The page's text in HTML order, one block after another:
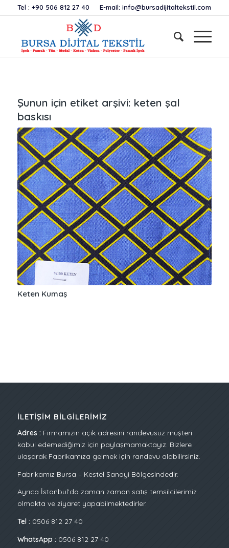
Tel :+90 506 812 27 40 E-mail:info@bursadijitaltekstil.com
Şunun için etiket arşivi: keten şal
baskısı
Keten Kumaş
İLETIŞIM BILGILERIMIZ
Adres : Firmamızın açık adresini randevusuz müşteri
kabul edemediğimiz için paylaşmamaktayız. Bizlere
ulaşarak Fabrikamıza gelmek için randevu alabilirsiniz.
Fabrikamız Bursa – Kestel Sanayi Bölgesindedir.
Ayrıca İstanbul’da zaman zaman satış temsilcilerimiz
olmakta ve ziyaret yapabilmektedirler.
Tel : 0506 812 27 40
WhatsApp : 0506 812 27 40